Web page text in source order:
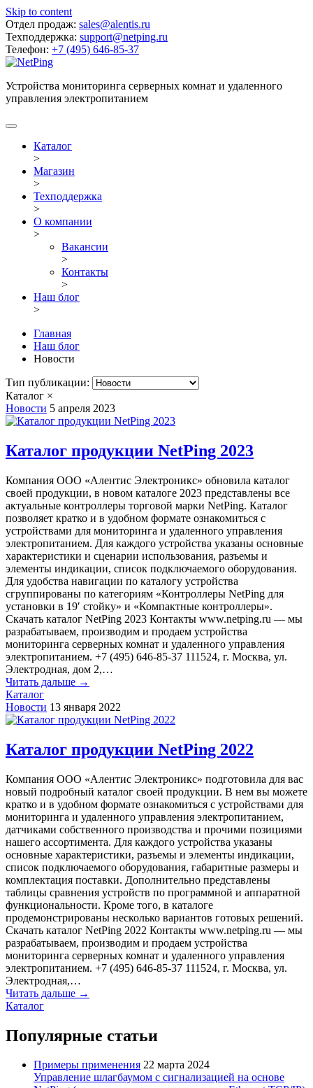
Skip to content
Отдел продаж: sales@alentis.ru
Техподдержка: support@netping.ru
Телефон: +7 (495) 646-85-37
Устройства мониторинга серверных комнат и удаленного
управления электропитанием
Каталог
>
Магазин
>
Техподдержка
>
О компании
>
Вакансии
>
Контакты
>
Наш блог
>
Главная
Наш блог
Новости
Тип публикации:
Каталог ×
Новости 5 апреля 2023
Каталог продукции NetPing 2023
Компания ООО «Алентис Электроникс» обновила каталог
своей продукции, в новом каталоге 2023 представлены все
актуальные контроллеры торговой марки NetPing. Каталог
позволяет кратко и в удобном формате ознакомиться с
устройствами для мониторинга и удаленного управления
электропитанием. Для каждого устройства указаны основные
характеристики и сценарии использования, разъемы и
элементы индикации, список подключаемого оборудования.
Для удобства навигации по каталогу устройства
сгруппированы по категориям «Контроллеры NetPing для
установки в 19′ стойку» и «Компактные контроллеры».
Скачать каталог NetPing 2023 Контакты www.netping.ru — мы
разрабатываем, производим и продаем устройства
мониторинга серверных комнат и удаленного управления
электропитанием. +7 (495) 646-85-37 111524, г. Москва, ул.
Электродная, дом 2,…
Читать дальше →
Каталог
Новости 13 января 2022
Каталог продукции NetPing 2022
Компания ООО «Алентис Электроникс» подготовила для вас
новый подробный каталог своей продукции. В нем вы можете
кратко и в удобном формате ознакомиться с устройствами для
мониторинга и удаленного управления электропитанием,
датчиками собственного производства и прочими позициями
нашего ассортимента. Для каждого устройства указаны
основные характеристики, разъемы и элементы индикации,
список подключаемого оборудования, габаритные размеры и
комплектация поставки. Дополнительно представлены
таблицы сравнения устройств по программной и аппаратной
функциональности. Кроме того, в каталоге
продемонстрированы несколько вариантов готовых решений.
Скачать каталог NetPing 2022 Контакты www.netping.ru — мы
разрабатываем, производим и продаем устройства
мониторинга серверных комнат и удаленного управления
электропитанием. +7 (495) 646-85-37 111524, г. Москва, ул.
Электродная,…
Читать дальше →
Каталог
Популярные статьи
Примеры применения 22 марта 2024
Управление шлагбаумом с сигнализацией на основе